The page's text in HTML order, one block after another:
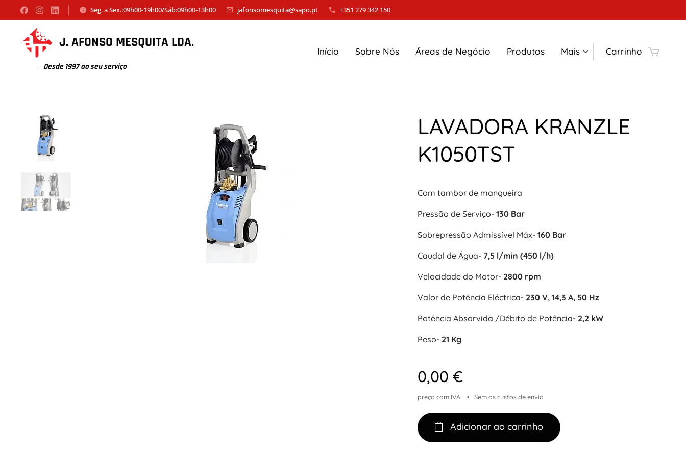
Seg. a Sex.:09h00-19h00/Sáb:09h00-13h00 jafonsomesquita@sapo.pt +351 279 342 150
J. AFONSO MESQUITA LDA.
Desde 1997 ao seu serviço
Início Sobre Nós Áreas de Negócio Produtos Mais Carrinho
LAVADORA KRANZLE
K1050TST
Com tambor de mangueira
Pressão de Serviço-130 Bar
Sobrepressão Admissível Máx-160 Bar
Caudal de Água- 7,5 l/min (450 l/h)
Velocidade do Motor- 2800 rpm
Valor de Potência Eléctrica- 230 V, 14,3 A, 50 Hz
Potência Absorvida /Débito de Potência- 2,2 kW
Peso- 21 Kg
0,00 €
preço com IVA Sem os custos de envio
Adicionar ao carrinho